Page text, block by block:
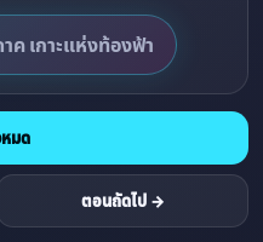
เกาะแห่งท้องฟ้า
มด
ตอนถัดไป →